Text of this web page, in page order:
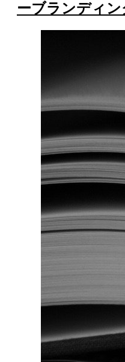
ーブランディン